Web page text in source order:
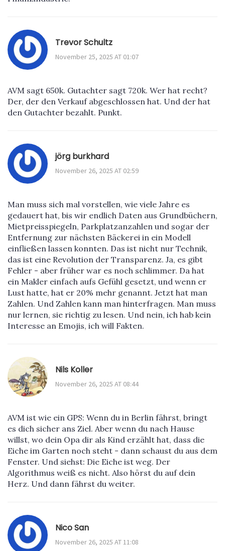
Trevor Schultz
November 25, 2025 AT 01:07
AVM sagt 650k. Gutachter sagt 720k. Wer hat recht?
Der, der den Verkauf abgeschlossen hat. Und der hat
den Gutachter bezahlt. Punkt.
jörg burkhard
November 26, 2025 AT 02:59
Man muss sich mal vorstellen, wie viele Jahre es
gedauert hat, bis wir endlich Daten aus Grundbüchern,
Mietpreisspiegeln, Parkplatzanzahlen und sogar der
Entfernung zur nächsten Bäckerei in ein Modell
einfließen lassen konnten. Das ist nicht nur Technik,
das ist eine Revolution der Transparenz. Ja, es gibt
Fehler - aber früher war es noch schlimmer. Da hat
ein Makler einfach aufs Gefühl gesetzt, und wenn er
Lust hatte, hat er 20% mehr genannt. Jetzt hat man
Zahlen. Und Zahlen kann man hinterfragen. Man muss
nur lernen, sie richtig zu lesen. Und nein, ich hab kein
Interesse an Emojis, ich will Fakten.
Nils Koller
November 26, 2025 AT 08:44
AVM ist wie ein GPS: Wenn du in Berlin fährst, bringt
es dich sicher ans Ziel. Aber wenn du nach Hause
willst, wo dein Opa dir als Kind erzählt hat, dass die
Eiche im Garten noch steht - dann schaust du aus dem
Fenster. Und siehst: Die Eiche ist weg. Der
Algorithmus weiß es nicht. Also hörst du auf dein
Herz. Und dann fährst du weiter.
Nico San
November 26, 2025 AT 11:08